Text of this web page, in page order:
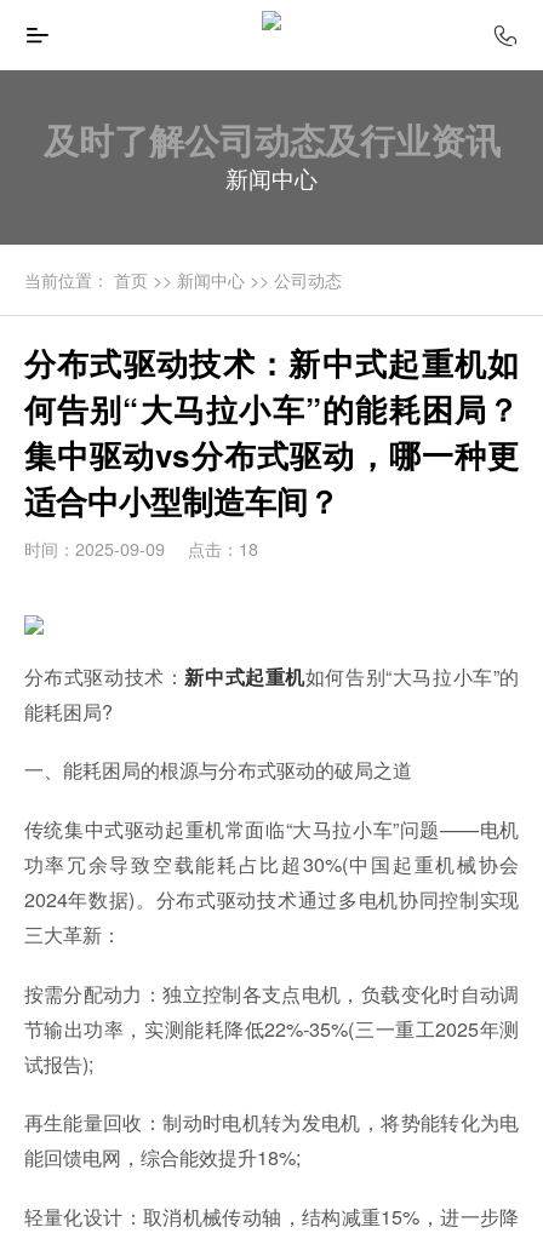
及时了解公司动态及行业资讯
新闻中心
当前位置： 首页>> 新闻中心>> 公司动态
分布式驱动技术：新中式起重机如
何告别“大马拉小车”的能耗困局？
集中驱动vs分布式驱动，哪一种更
适合中小型制造车间？
时间：2025-09-09 点击：18
分布式驱动技术： 新中式起重机如何告别“大马拉小车”的
能耗困局?
一、能耗困局的根源与分布式驱动的破局之道
传统集中式驱动起重机常面临“大马拉小车”问题——电机
功率冗余导致空载能耗占比超30%(中国起重机械协会
2024年数据)。分布式驱动技术通过多电机协同控制实现
三大革新：
按需分配动力：独立控制各支点电机，负载变化时自动调
节输出功率，实测能耗降低22%-35%(三一重工2025年测
试报告);
再生能量回收：制动时电机转为发电机，将势能转化为电
能回馈电网，综合能效提升18%;
轻量化设计：取消机械传动轴，结构减重15%，进一步降